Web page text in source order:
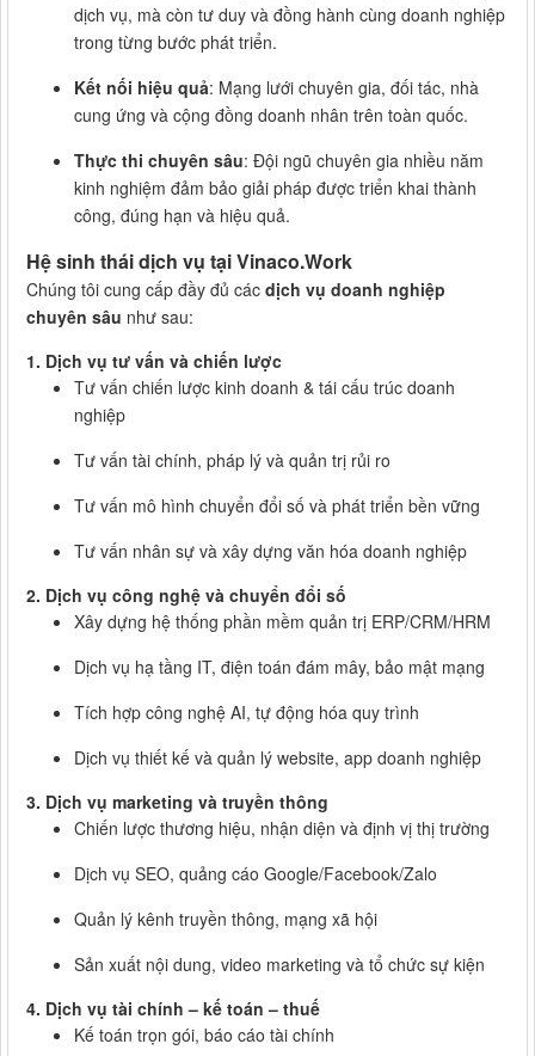
dịch vụ, mà còn tư duy và đồng hành cùng doanh nghiệp
trong từng bước phát triển.
Kết nối hiệu quả: Mạng lưới chuyên gia, đối tác, nhà
cung ứng và cộng đồng doanh nhân trên toàn quốc.
Thực thi chuyên sâu: Đội ngũ chuyên gia nhiều năm
kinh nghiệm đảm bảo giải pháp được triển khai thành
công, đúng hạn và hiệu quả.
Hệ sinh thái dịch vụ tại Vinaco.Work
Chúng tôi cung cấp đầy đủ các dịch vụ doanh nghiệp
chuyên sâu như sau:
1. Dịch vụ tư vấn và chiến lược
Tư vấn chiến lược kinh doanh & tái cấu trúc doanh
nghiệp
Tư vấn tài chính, pháp lý và quản trị rủi ro
Tư vấn mô hình chuyển đổi số và phát triển bền vững
Tư vấn nhân sự và xây dựng văn hóa doanh nghiệp
2. Dịch vụ công nghệ và chuyển đổi số
Xây dựng hệ thống phần mềm quản trị ERP/CRM/HRM
Dịch vụ hạ tầng IT, điện toán đám mây, bảo mật mạng
Tích hợp công nghệ AI, tự động hóa quy trình
Dịch vụ thiết kế và quản lý website, app doanh nghiệp
3. Dịch vụ marketing và truyền thông
Chiến lược thương hiệu, nhận diện và định vị thị trường
Dịch vụ SEO, quảng cáo Google/Facebook/Zalo
Quản lý kênh truyền thông, mạng xã hội
Sản xuất nội dung, video marketing và tổ chức sự kiện
4. Dịch vụ tài chính – kế toán – thuế
Kế toán trọn gói, báo cáo tài chính